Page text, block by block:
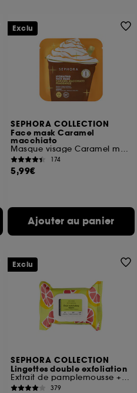
SEPHORA COLLECTION
Face mask Caramel
macchiato
Masque visage Caramel macchiato
174
5,99€
Ajouter au panier
Exclu
SEPHORA COLLECTION
Lingettes double exfoliation
Extrait de pamplemousse + Acides de fruits
379
Exclu